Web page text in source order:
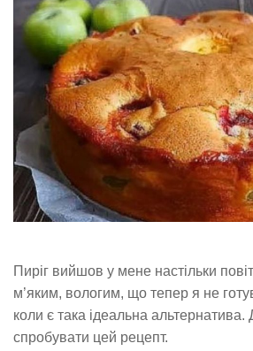
Пиріг вийшов у мене настільки
м’яким, вологим, що тепер я не
коли є така ідеальна
спробувати цей рецепт.